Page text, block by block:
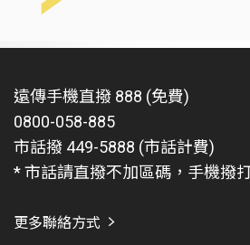
遠傳手機直撥 888 (免費)
0800-058-885
市話撥 449-5888 (市話計費)
* 市話請直撥不加區碼，手機撥
更多聯絡方式